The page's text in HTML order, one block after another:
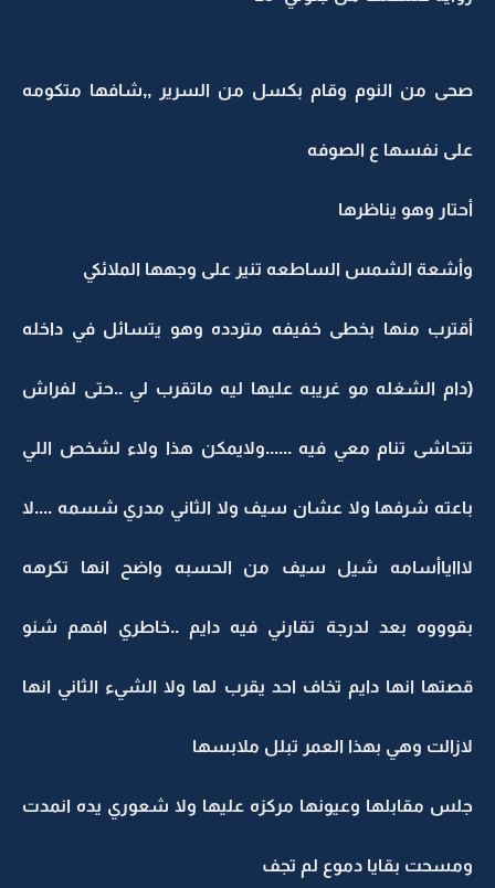
صحى من النوم وقام بكسل من السرير ,,شافها متكومه
على نفسها ع الصوفه
أحتار وهو يناظرها
وأشعة الشمس الساطعه تنير على وجهها الملائكي
أقترب منها بخطى خفيفه متردده وهو يتسائل في داخله
(دام الشغله مو غريبه عليها ليه ماتقرب لي ..حتى لفراش
تتحاشى تنام معي فيه ......ولايمكن هذا ولاء لشخص اللي
باعته شرفها ولا عشان سيف ولا الثاني مدري شسمه ....لا
لاااياأسامه شيل سيف من الحسبه واضح انها تكرهه
بقوووه بعد لدرجة تقارني فيه دايم ..خاطري افهم شنو
قصتها انها دايم تخاف احد يقرب لها ولا الشيء الثاني انها
لازالت وهي بهذا العمر تبلل ملابسها
جلس مقابلها وعيونها مركزه عليها ولا شعوري يده انمدت
ومسحت بقايا دموع لم تجف